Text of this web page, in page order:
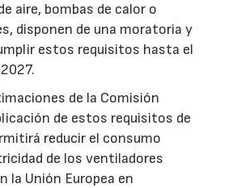
aire, bombas de calor o
disponen de una moratoria y
estos requisitos hasta el
de la Comisión
de estos requisitos de
reducir el consumo
de los ventiladores
la Unión Europea en